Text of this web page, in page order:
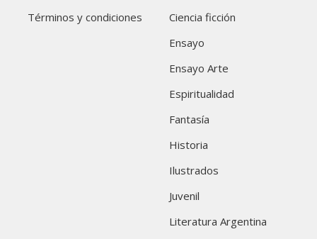
Términos y condiciones
Ciencia ficción
Ensayo
Ensayo Arte
Espiritualidad
Fantasía
Historia
Ilustrados
Juvenil
Literatura Argentina